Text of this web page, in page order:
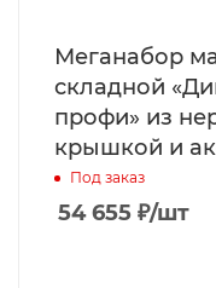
Меганабор
складной
профи» из
крышкой и
Под заказ
54 655 ₽/шт